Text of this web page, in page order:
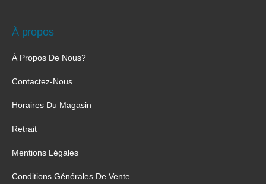
À propos
À Propos De Nous?
Contactez-Nous
Horaires Du Magasin
Retrait
Mentions Légales
Conditions Générales De Vente